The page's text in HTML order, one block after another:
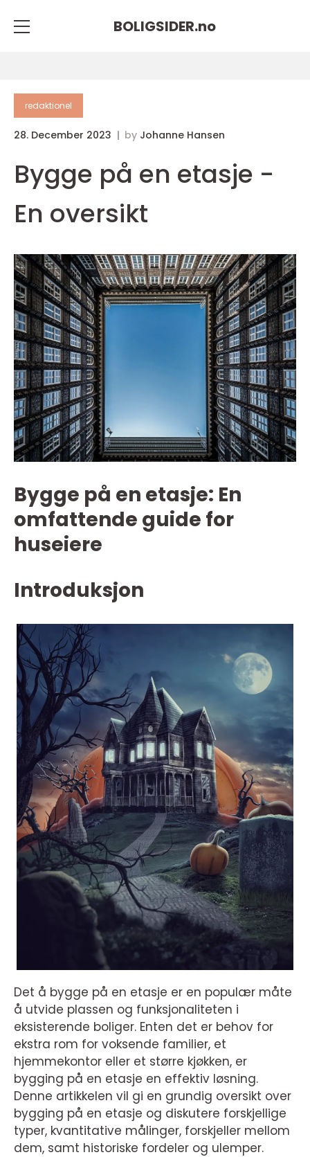
BOLIGSIDER.no
redaktionel
28. December 2023 by Johanne Hansen
Bygge på en etasje -
En oversikt
Bygge på en etasje: En
omfattende guide for
huseiere
Introduksjon
Det å bygge på en etasje er en populær måte
å utvide plassen og funksjonaliteten i
eksisterende boliger. Enten det er behov for
ekstra rom for voksende familier, et
hjemmekontor eller et større kjøkken, er
bygging på en etasje en effektiv løsning.
Denne artikkelen vil gi en grundig oversikt over
bygging på en etasje og diskutere forskjellige
typer, kvantitative målinger, forskjeller mellom
dem, samt historiske fordeler og ulemper.